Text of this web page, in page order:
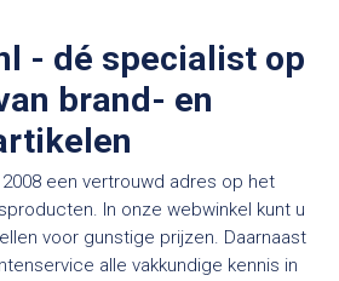
- dé specialist op
brand- en
een vertrouwd adres op het
In onze webwinkel kunt u
voor gunstige prijzen. Daarnaast
alle vakkundige kennis in